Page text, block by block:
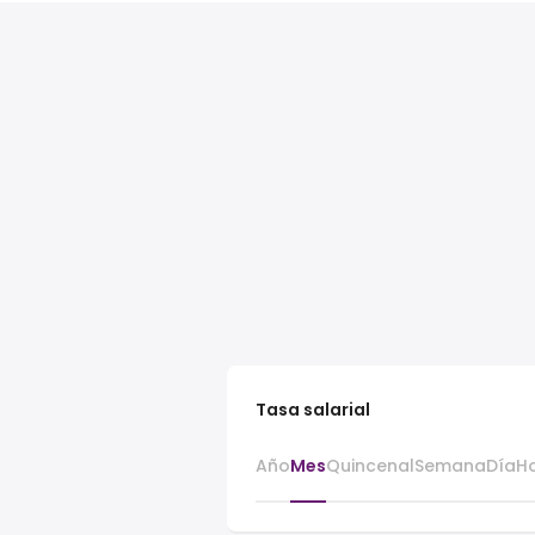
Tasa salarial
AñoMesQuincenalSemanaDía